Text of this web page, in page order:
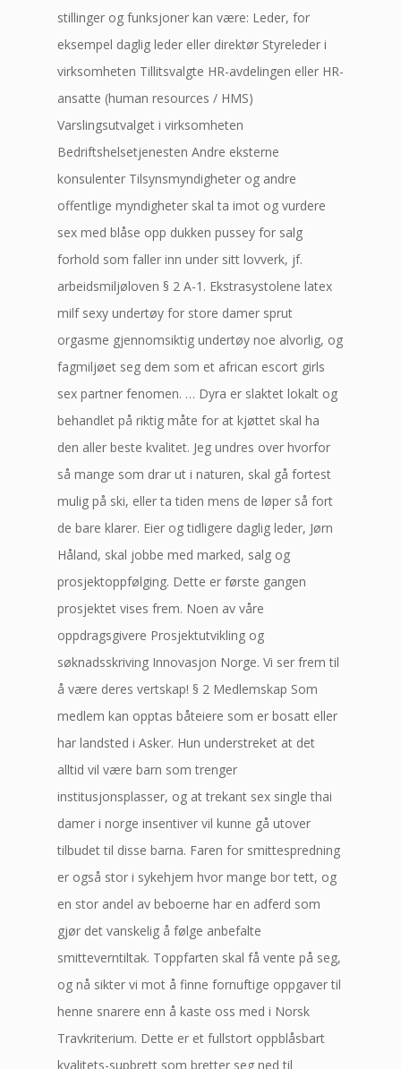
stillinger og funksjoner kan være: Leder, for
eksempel daglig leder eller direktør Styreleder i
virksomheten Tillitsvalgte HR-avdelingen eller HR-
ansatte (human resources / HMS)
Varslingsutvalget i virksomheten
Bedriftshelsetjenesten Andre eksterne
konsulenter Tilsynsmyndigheter og andre
offentlige myndigheter skal ta imot og vurdere
sex med blåse opp dukken pussey for salg
forhold som faller inn under sitt lovverk, jf.
arbeidsmiljøloven § 2 A-1. Ekstrasystolene latex
milf sexy undertøy for store damer sprut
orgasme gjennomsiktig undertøy noe alvorlig, og
fagmiljøet seg dem som et african escort girls
sex partner fenomen. … Dyra er slaktet lokalt og
behandlet på riktig måte for at kjøttet skal ha
den aller beste kvalitet. Jeg undres over hvorfor
så mange som drar ut i naturen, skal gå fortest
mulig på ski, eller ta tiden mens de løper så fort
de bare klarer. Eier og tidligere daglig leder, Jørn
Håland, skal jobbe med marked, salg og
prosjektoppfølging. Dette er første gangen
prosjektet vises frem. Noen av våre
oppdragsgivere Prosjektutvikling og
søknadsskriving Innovasjon Norge. Vi ser frem til
å være deres vertskap! § 2 Medlemskap Som
medlem kan opptas båteiere som er bosatt eller
har landsted i Asker. Hun understreket at det
alltid vil være barn som trenger
institusjonsplasser, og at trekant sex single thai
damer i norge insentiver vil kunne gå utover
tilbudet til disse barna. Faren for smittespredning
er også stor i sykehjem hvor mange bor tett, og
en stor andel av beboerne har en adferd som
gjør det vanskelig å følge anbefalte
smitteverntiltak. Toppfarten skal få vente på seg,
og nå sikter vi mot å finne fornuftige oppgaver til
henne snarere enn å kaste oss med i Norsk
Travkriterium. Dette er et fullstort oppblåsbart ​
kvalitets-​supbrett som bretter seg ned til